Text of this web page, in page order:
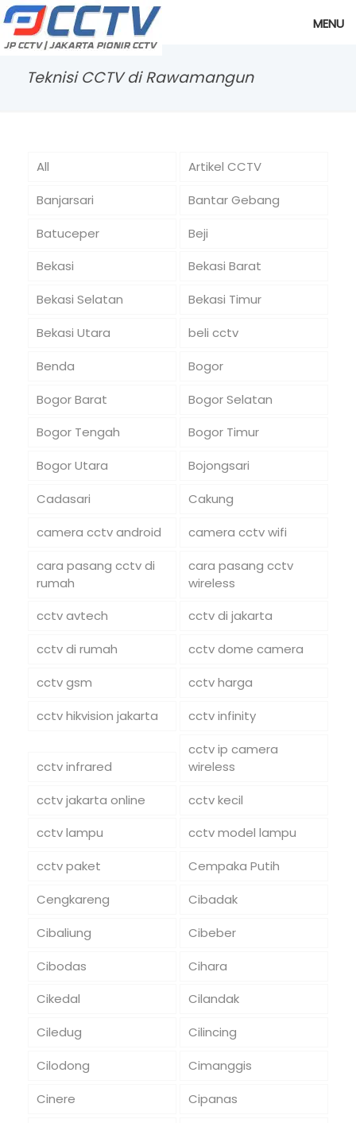
MENU
Teknisi CCTV di Rawamangun
All
Artikel CCTV
Banjarsari
Bantar Gebang
Batuceper
Beji
Bekasi
Bekasi Barat
Bekasi Selatan
Bekasi Timur
Bekasi Utara
beli cctv
Benda
Bogor
Bogor Barat
Bogor Selatan
Bogor Tengah
Bogor Timur
Bogor Utara
Bojongsari
Cadasari
Cakung
camera cctv android
camera cctv wifi
cara pasang cctv di
rumah
cara pasang cctv
wireless
cctv avtech
cctv di jakarta
cctv di rumah
cctv dome camera
cctv gsm
cctv harga
cctv hikvision jakarta
cctv infinity
cctv infrared
cctv ip camera
wireless
cctv jakarta online
cctv kecil
cctv lampu
cctv model lampu
cctv paket
Cempaka Putih
Cengkareng
Cibadak
Cibaliung
Cibeber
Cibodas
Cihara
Cikedal
Cilandak
Ciledug
Cilincing
Cilodong
Cimanggis
Cinere
Cipanas